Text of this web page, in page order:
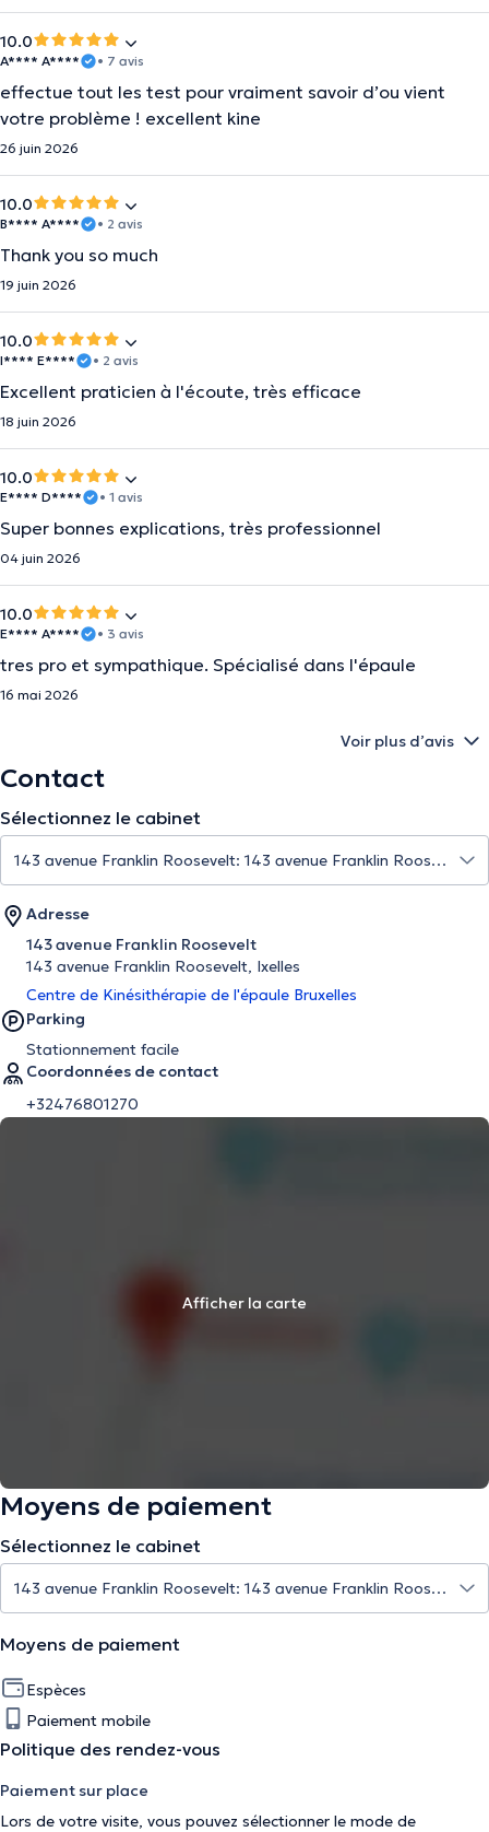
10.0
A**** A**** • 7 avis
effectue tout les test pour vraiment savoir d’ou vient
votre problème ! excellent kine
26 juin 2026
10.0
B**** A**** • 2 avis
Thank you so much
19 juin 2026
10.0
I**** E**** • 2 avis
Excellent praticien à l'écoute, très efficace
18 juin 2026
10.0
E**** D**** • 1 avis
Super bonnes explications, très professionnel
04 juin 2026
10.0
E**** A**** • 3 avis
tres pro et sympathique. Spécialisé dans l'épaule
16 mai 2026
Voir plus d’avis
Contact
Sélectionnez le cabinet
Adresse
143 avenue Franklin Roosevelt
143 avenue Franklin Roosevelt, Ixelles
Centre de Kinésithérapie de l'épaule Bruxelles
Parking
Stationnement facile
Coordonnées de contact
+32476801270
Afficher la carte
Moyens de paiement
Sélectionnez le cabinet
Moyens de paiement
Espèces
Paiement mobile
Politique des rendez-vous
Paiement sur place
Lors de votre visite, vous pouvez sélectionner le mode de